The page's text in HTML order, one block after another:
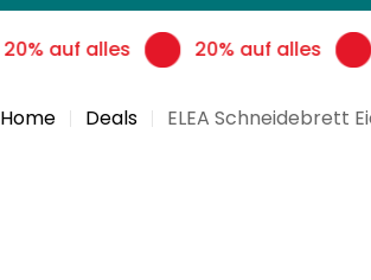
20% auf alles 20% auf alles
Home Deals ELEA Schneidebrett